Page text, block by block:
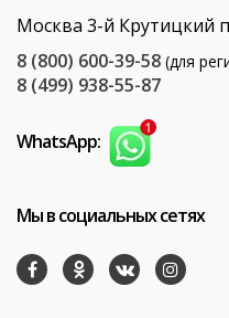
Москва 3-й Крутицкий
8 (800) 600-39-58 (для
8 (499) 938-55-87
WhatsApp:
Мы в социальных сетях